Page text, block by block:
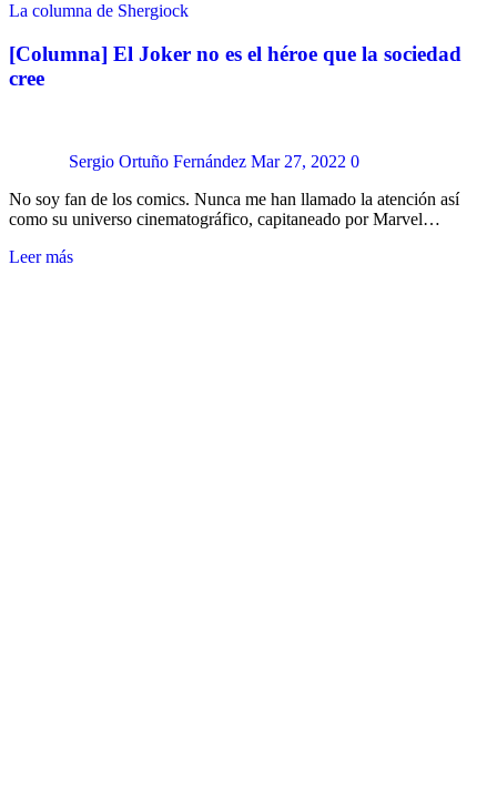
La columna de Shergiock
[Columna] El Joker no es el héroe que la sociedad
cree
Sergio Ortuño Fernández Mar 27, 2022 0
No soy fan de los comics. Nunca me han llamado la atención así
como su universo cinematográfico, capitaneado por Marvel…
Leer más